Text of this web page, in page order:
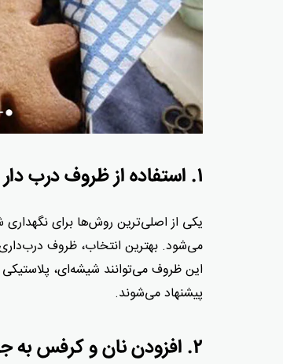
۱. استفاده از ظروف درب دار
یکی از اصلی‌ترین روش‌ها برای
می‌شود. بهترین انتخاب، ظروف
این ظروف می‌توانند شیشه‌ای،
پیشنهاد می‌شوند.
۲. افزودن نان و کرفس به جعبه شیرینی خشک